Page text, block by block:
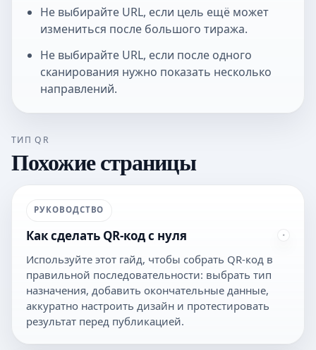
Не выбирайте URL, если цель ещё может
измениться после большого тиража.
Не выбирайте URL, если после одного
сканирования нужно показать несколько
направлений.
ТИП QR
Похожие страницы
РУКОВОДСТВО
Как сделать QR-код с нуля
Используйте этот гайд, чтобы собрать QR-код в
правильной последовательности: выбрать тип
назначения, добавить окончательные данные,
аккуратно настроить дизайн и протестировать
результат перед публикацией.